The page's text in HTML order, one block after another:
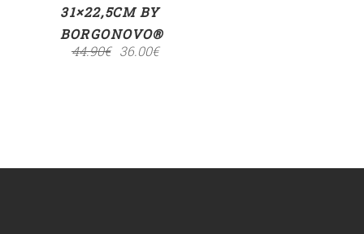
31×22,5CM BY
BORGONOVO®
44.90€ 36.00€